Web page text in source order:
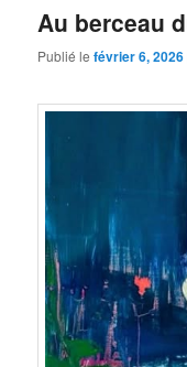
Au berceau
Publié lefévrier 6, 2026